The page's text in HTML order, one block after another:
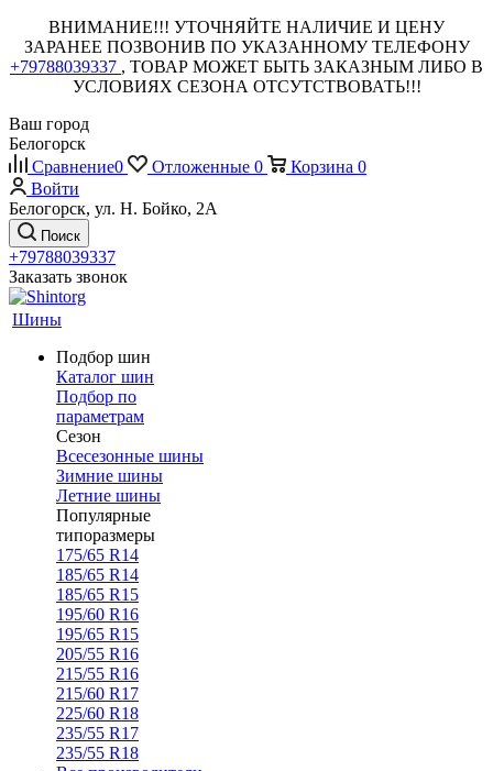
ВНИМАНИЕ!!! УТОЧНЯЙТЕ НАЛИЧИЕ И ЦЕНУ
ЗАРАНЕЕ ПОЗВОНИВ ПО УКАЗАННОМУ ТЕЛЕФОНУ
+79788039337 , ТОВАР МОЖЕТ БЫТЬ ЗАКАЗНЫМ ЛИБО В
УСЛОВИЯХ СЕЗОНА ОТСУТСТВОВАТЬ!!!
Ваш город
Белогорск
Сравнение0 Отложенные 0 Корзина 0
Войти
Белогорск, ул. Н. Бойко, 2А
Поиск
+79788039337
Заказать звонок
Шины
Подбор шин
Каталог шин
Подбор по
параметрам
Сезон
Всесезонные шины
Зимние шины
Летние шины
Популярные
типоразмеры
175/65 R14
185/65 R14
185/65 R15
195/60 R16
195/65 R15
205/55 R16
215/55 R16
215/60 R17
225/60 R18
235/55 R17
235/55 R18